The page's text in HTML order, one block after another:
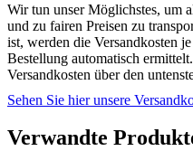
Wir tun unser Möglichstes, um
und zu fairen Preisen zu
ist, werden die Versandkosten
Bestellung automatisch
Versandkosten über den
Sehen Sie hier unsere
Verwandte